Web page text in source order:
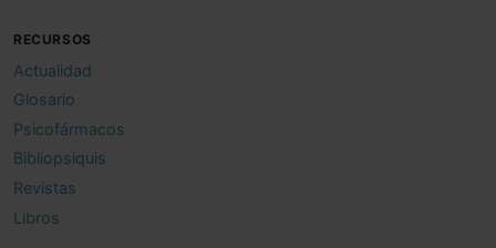
RECURSOS
Actualidad
Glosario
Psicofármacos
Bibliopsiquis
Revistas
Libros